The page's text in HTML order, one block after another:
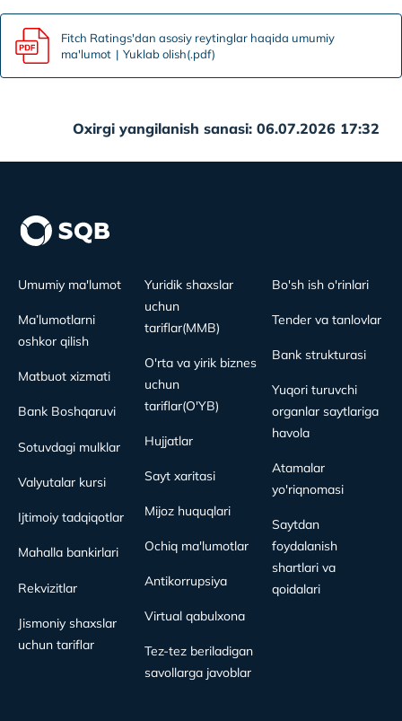
Fitch Ratings'dan asosiy reytinglar haqida umumiy
ma'lumot
Yuklab olish(.pdf)
Oxirgi yangilanish sanasi: 06.07.2026 17:32
Umumiy ma'lumot
Ma’lumotlarni
oshkor qilish
Matbuot xizmati
Bank Boshqaruvi
Sotuvdagi mulklar
Valyutalar kursi
Ijtimoiy tadqiqotlar
Mahalla bankirlari
Rekvizitlar
Jismoniy shaxslar
uchun tariflar
Yuridik shaxslar
uchun
tariflar(MMB)
O'rta va yirik biznes
uchun
tariflar(O'YB)
Hujjatlar
Sayt xaritasi
Mijoz huquqlari
Ochiq ma'lumotlar
Antikorrupsiya
Virtual qabulxona
Tez-tez beriladigan
savollarga javoblar
Bo'sh ish o'rinlari
Tender va tanlovlar
Bank strukturasi
Yuqori turuvchi
organlar saytlariga
havola
Atamalar
yo'riqnomasi
Saytdan
foydalanish
shartlari va
qoidalari